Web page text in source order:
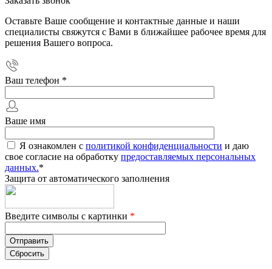
Оставьте Ваше сообщение и контактные данные и наши
специалисты свяжутся с Вами в ближайшее рабочее время для
решения Вашего вопроса.
Ваш телефон *
Ваше имя
Я ознакомлен с политикой конфиденциальности и даю
свое согласие на обработку предоставляемых персональных
данных.*
Защита от автоматического заполнения
Введите символы с картинки *